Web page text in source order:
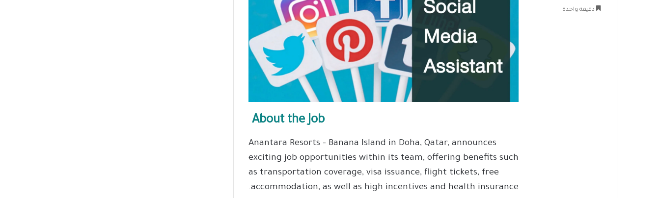
About the Job
Anantara Resorts – Banana Island in Doha, Qatar, announces
exciting job opportunities within its team, offering benefits such
as transportation coverage, visa issuance, flight tickets, free
accommodation, as well as high incentives and health insurance.
دقيقة واحدة